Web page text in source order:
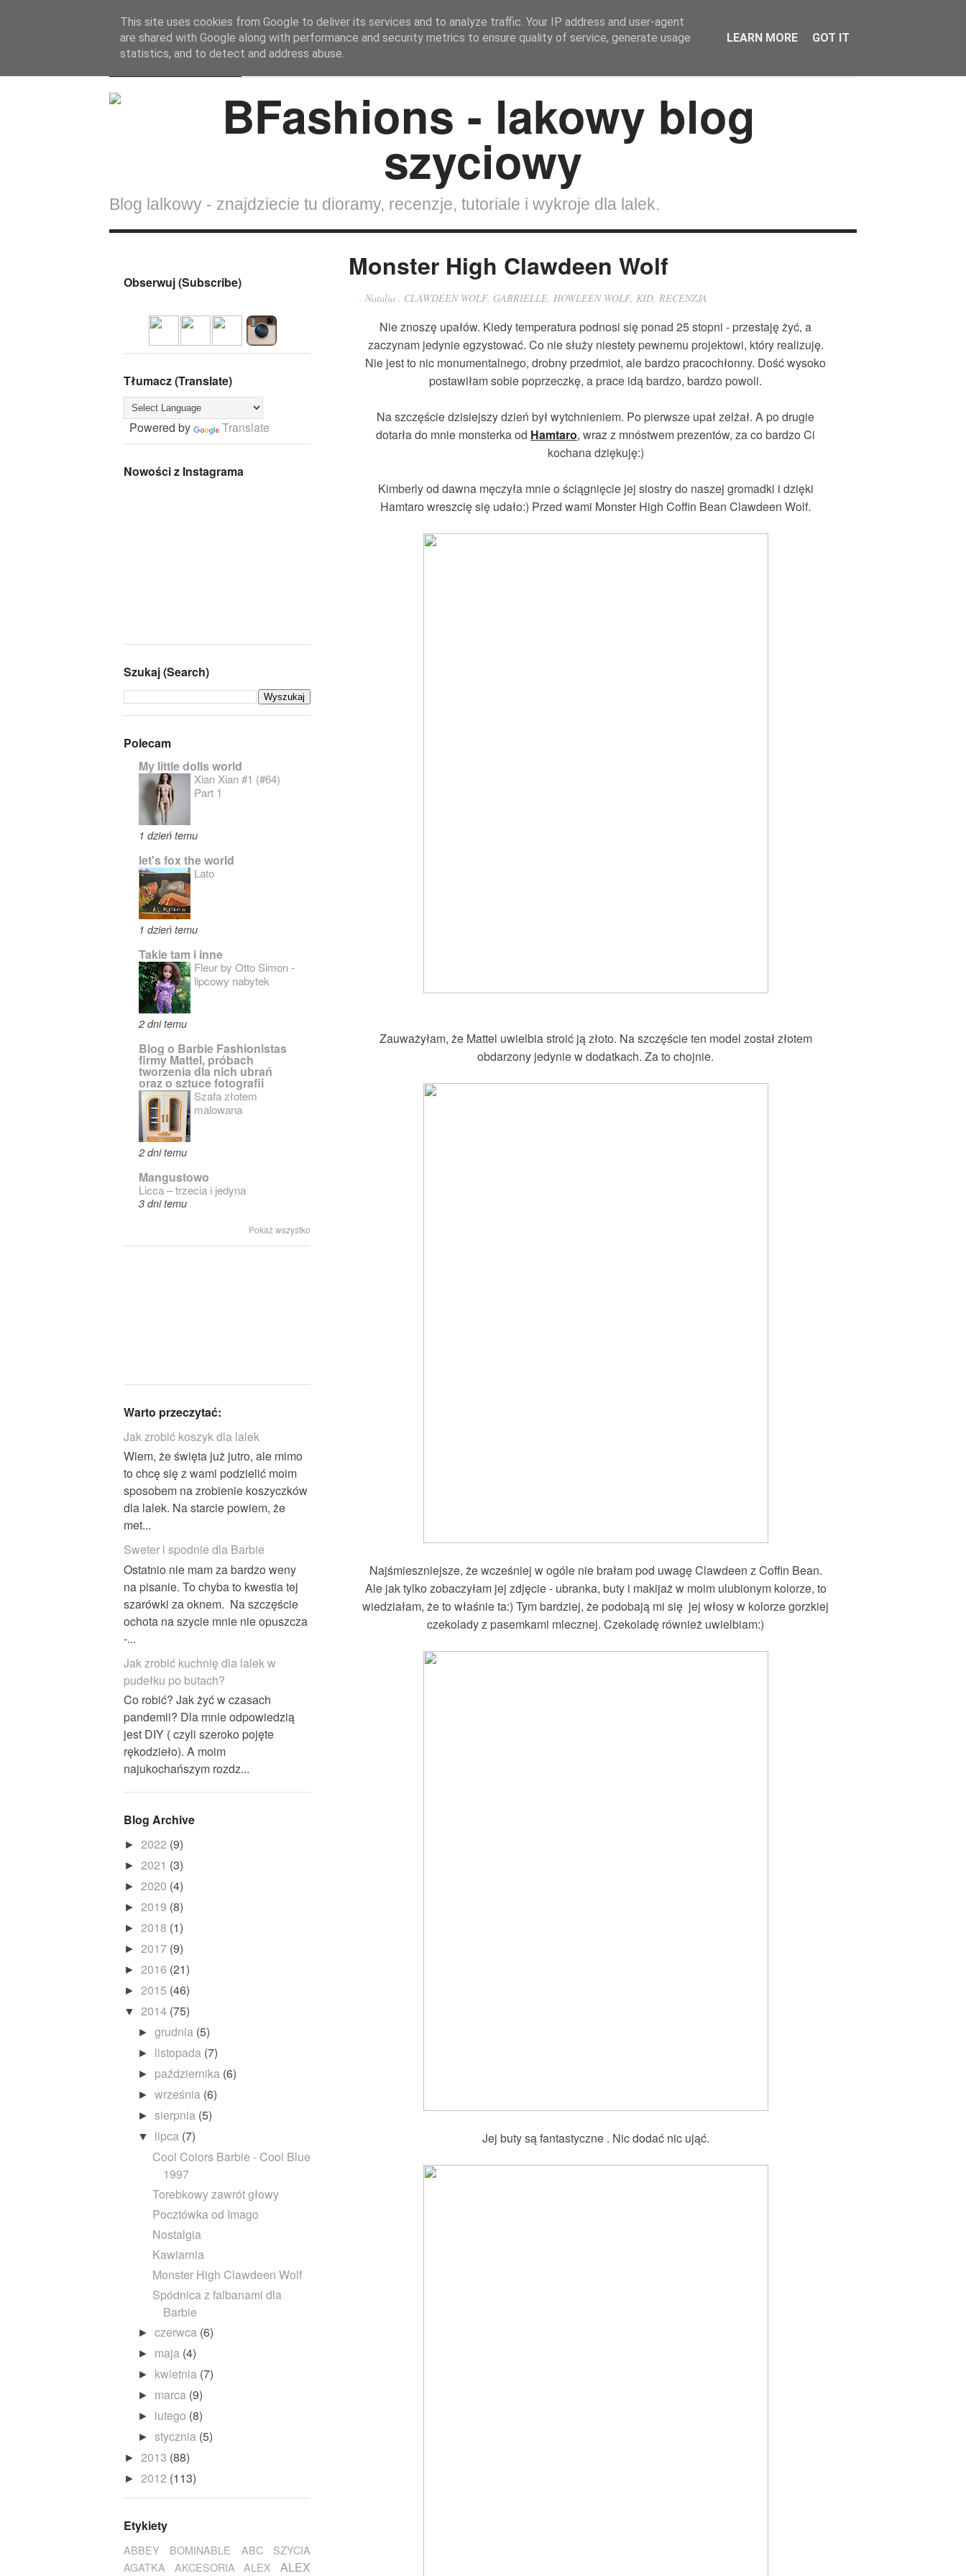
BFashions Strona Główna SZYCIE DLA LALEK Lalki Wokół lalek
Blog lalkowy - znajdziecie tu dioramy, recenzje, tutoriale i wykroje dla lalek.
Monster High Clawdeen Wolf
.Natalia . CLAWDEEN WOLF, GABRIELLE,HOWLEEN WOLF,KID,RECENZJA
Nie znoszę upałów. Kiedy temperatura podnosi się ponad 25 stopni - przestaję żyć, a
zaczynam jedynie egzystować. Co nie służy niestety pewnemu projektowi, który realizuję.
Nie jest to nic monumentalnego, drobny przedmiot, ale bardzo pracochłonny. Dość wysoko
postawiłam sobie poprzeczkę, a prace idą bardzo, bardzo powoli.
Na szczęście dzisiejszy dzień był wytchnieniem. Po pierwsze upał zelżał. A po drugie
dotarła do mnie monsterka od Hamtaro, wraz z mnóstwem prezentów, za co bardzo Ci
kochana dziękuję:)
Kimberly od dawna męczyła mnie o ściągnięcie jej siostry do naszej gromadki i dzięki
Hamtaro wreszcię się udało:) Przed wami Monster High Coffin Bean Clawdeen Wolf.
Zauważyłam, że Mattel uwielbia stroić ją złoto. Na szczęście ten model został złotem
obdarzony jedynie w dodatkach. Za to chojnie.
Najśmieszniejsze, że wcześniej w ogóle nie brałam pod uwagę Clawdeen z Coffin Bean.
Ale jak tylko zobaczyłam jej zdjęcie - ubranka, buty i makijaż w moim ulubionym kolorze, to
wiedziałam, że to właśnie ta:) Tym bardziej, że podobają mi się jej włosy w kolorze gorzkiej
czekolady z pasemkami mlecznej. Czekoladę również uwielbiam:)
Jej buty są fantastyczne . Nic dodać nic ująć.
Obserwuj (Subscribe)
Tłumacz (Translate)
Powered by Translate
Nowości z Instagrama
Szukaj (Search)
Polecam
My little dolls world
Xian Xian #1 (#64)
Part 1
1 dzień temu
let's fox the world
Lato
1 dzień temu
Takie tam i inne
Fleur by Otto Simon -
lipcowy nabytek
2 dni temu
Blog o Barbie Fashionistas
firmy Mattel, próbach
tworzenia dla nich ubrań
oraz o sztuce fotografii
Szafa złotem
malowana
2 dni temu
Mangustowo
Licca – trzecia i jedyna
3 dni temu
Pokaż wszystko
Warto przeczytać:
Jak zrobić koszyk dla lalek
Wiem, że święta już jutro, ale mimo
to chcę się z wami podzielić moim
sposobem na zrobienie koszyczków
dla lalek. Na starcie powiem, że
met...
Sweter i spodnie dla Barbie
Ostatnio nie mam za bardzo weny
na pisanie. To chyba to kwestia tej
szarówki za oknem. Na szczęście
ochota na szycie mnie nie opuszcza
-...
Jak zrobić kuchnię dla lalek w
pudełku po butach?
Co robić? Jak żyć w czasach
pandemii? Dla mnie odpowiedzią
jest DIY ( czyli szeroko pojęte
rękodzieło). A moim
najukochańszym rozdz...
Blog Archive
► 2022 (9)
► 2021 (3)
► 2020 (4)
► 2019 (8)
► 2018 (1)
► 2017 (9)
► 2016 (21)
► 2015 (46)
▼ 2014 (75)
►grudnia (5)
► listopada (7)
► października (6)
►września (6)
►sierpnia (5)
▼ lipca (7)
Cool Colors Barbie - Cool Blue
1997
Torebkowy zawrót głowy
Pocztówka od Imago
Nostalgia
Kawiarnia
Monster High Clawdeen Wolf
Spódnica z falbanami dla
Barbie
►czerwca (6)
► maja (4)
► kwietnia (7)
► marca (9)
► lutego (8)
►stycznia (5)
► 2013 (88)
► 2012 (113)
Etykiety
ABBEY BOMINABLE
ABC SZYCIA
AGATKA
AKCESORIA ALEX
ALEX
This site uses cookies from Google to deliver its services and to analyze traffic. Your IP address and user-agent
are shared with Google along with performance and security metrics to ensure quality of service, generate usage
statistics, and to detect and address abuse.
LEARN MORE GOT IT